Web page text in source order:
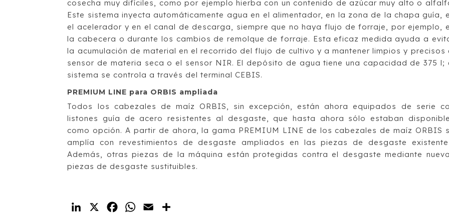
cosecha muy difíciles, como por ejemplo hierba con un contenido de azúcar muy alto o
Este sistema inyecta automáticamente agua en el alimentador, en la zona de la chapa guía,
el acelerador y en el canal de descarga, siempre que no haya flujo de forraje, por ejemplo,
la cabecera o durante los cambios de remolque de forraje. Esta eficaz medida ayuda a
la acumulación de material en el recorrido del flujo de cultivo y a mantener limpios y precisos
sensor de materia seca o el sensor NIR. El depósito de agua tiene una capacidad de 375 l;
sistema se controla a través del terminal CEBIS.
PREMIUM LINE para ORBIS ampliada
Todos los cabezales de maíz ORBIS, sin excepción, están ahora equipados de serie
listones guía de acero resistentes al desgaste, que hasta ahora sólo estaban
como opción. A partir de ahora, la gama PREMIUM LINE de los cabezales de maíz ORBIS
amplía con revestimientos de desgaste ampliados en las piezas de desgaste
Además, otras piezas de la máquina están protegidas contra el desgaste mediante
piezas de desgaste sustituibles.
LinkedIn
X FacebookWhatsApp
Email